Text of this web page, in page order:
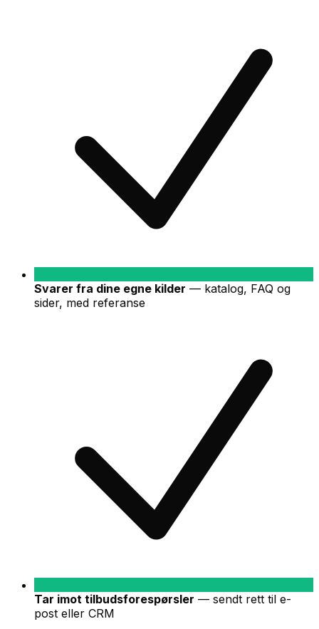
Svarer fra dine egne kilder — katalog, FAQ og
sider, med referanse
Tar imot tilbudsforespørsler — sendt rett til e-
post eller CRM